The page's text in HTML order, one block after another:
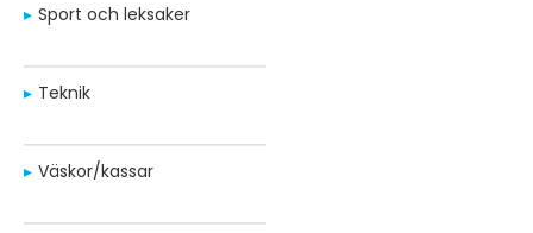
Sport och leksaker
Teknik
Väskor/kassar